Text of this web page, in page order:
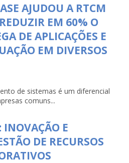
AJUDOU A RTCM
EM 60% O
DE APLICAÇÕES E
EM DIVERSOS
de sistemas é um diferencial
comuns...
INOVAÇÃO E
DE RECURSOS